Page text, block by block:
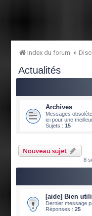
Index du forum
Actualités
Archives
Messages
ici pour une
Sujets :15
Nouveau sujet
8
[aide] Bien
Dernier message
Réponses :25